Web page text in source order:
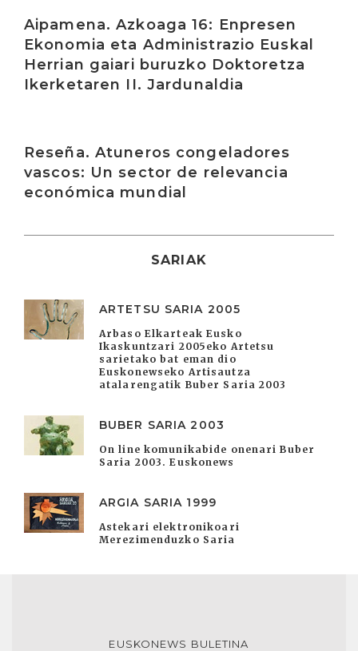
Aipamena. Azkoaga 16: Enpresen
Ekonomia eta Administrazio Euskal
Herrian gaiari buruzko Doktoretza
Ikerketaren II. Jardunaldia
Reseña. Atuneros congeladores
vascos: Un sector de relevancia
económica mundial
SARIAK
ARTETSU SARIA 2005
Arbaso Elkarteak Eusko
Ikaskuntzari 2005eko Artetsu
sarietako bat eman dio
Euskonewseko Artisautza
atalarengatik Buber Saria 2003
BUBER SARIA 2003
On line komunikabide onenari Buber
Saria 2003. Euskonews
ARGIA SARIA 1999
Astekari elektronikoari
Merezimenduzko Saria
EUSKONEWS BULETINA